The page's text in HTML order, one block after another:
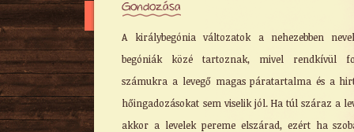
Gondozása
A királybegónia változatok a nehezebben
begóniák közé tartoznak, mivel rendkívül
számukra a levegő magas páratartalma és a
hőingadozásokat sem viselik jól. Ha túl száraz a
akkor a levelek pereme elszárad, ezért ha